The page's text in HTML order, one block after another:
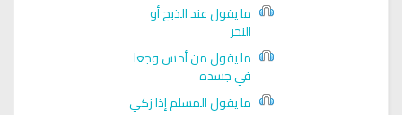
ما يقول عند الذبح أو
النحر
ما يقول من أحس وجعا
في جسده
ما يقول المسلم إذا زكي